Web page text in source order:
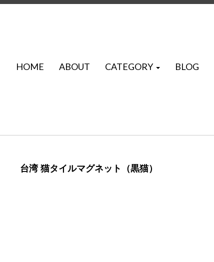
HOME ABOUT CATEGORY BLOG
台湾 猫タイルマグネット（黒猫）